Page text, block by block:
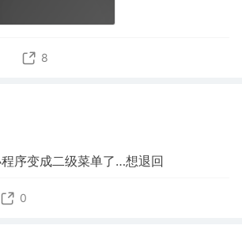
8
序变成二级菜单了…想退回
0